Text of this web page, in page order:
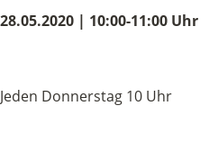
28.05.2020 | 10:00-11:00 Uhr
Jeden Donnerstag 10 Uhr